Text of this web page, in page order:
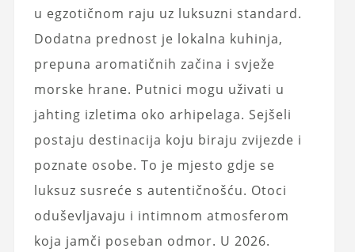
u egzotičnom raju uz luksuzni standard.
Dodatna prednost je lokalna kuhinja,
prepuna aromatičnih začina i svježe
morske hrane. Putnici mogu uživati u
jahting izletima oko arhipelaga. Sejšeli
postaju destinacija koju biraju zvijezde i
poznate osobe. To je mjesto gdje se
luksuz susreće s autentičnošću. Otoci
oduševljavaju i intimnom atmosferom
koja jamči poseban odmor. U 2026.